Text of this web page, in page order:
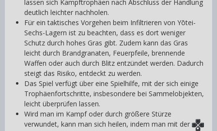
lassen sich Kampftrophäen nach Abschluss der Handlung
deutlich leichter nachholen.
Für ein taktisches Vorgehen beim Infiltrieren von Yōtei-
Sechs-Lagern ist zu beachten, dass es dort weniger
Schutz durch hohes Gras gibt. Zudem kann das Gras
leicht durch Brandgranaten, Feuerpfeile, brennende
Waffen oder auch durch Blitz entzündet werden. Dadurch
steigt das Risiko, entdeckt zu werden.
Das Spiel verfügt über eine Spielhilfe, mit der sich einige
Trophäenfortschritte, insbesondere bei Sammelobjekten,
leicht überprüfen lassen.
Wird man im Kampf oder durch größere Stürze
verwundet, kann man sich heilen, indem man mit der